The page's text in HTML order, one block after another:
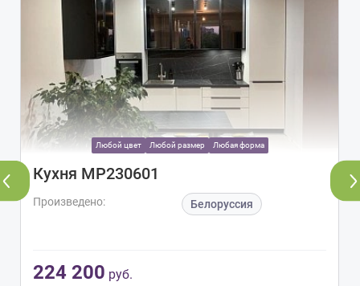
Любой цвет Любой размер Любая форма
Кухня МР230601
Произведено: Белоруссия
224 200 руб.